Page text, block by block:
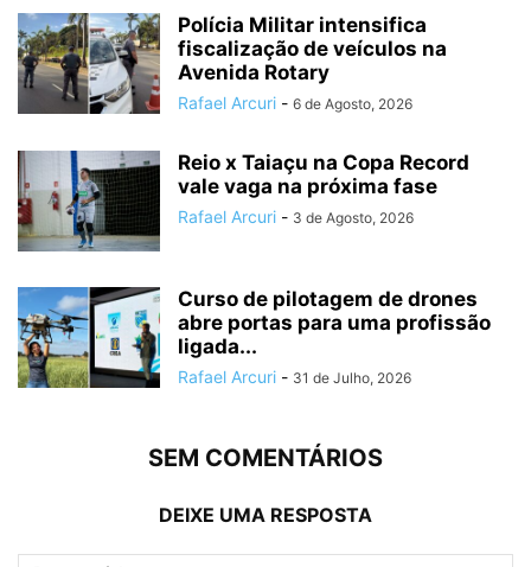
Polícia Militar intensifica
fiscalização de veículos na
Avenida Rotary
Rafael Arcuri - 6 de Agosto, 2026
Reio x Taiaçu na Copa Record
vale vaga na próxima fase
Rafael Arcuri - 3 de Agosto, 2026
Curso de pilotagem de drones
abre portas para uma profissão
ligada...
Rafael Arcuri - 31 de Julho, 2026
SEM COMENTÁRIOS
DEIXE UMA RESPOSTA